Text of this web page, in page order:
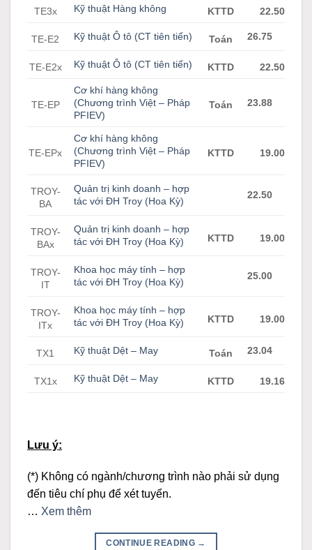
TE3x Kỹ thuật Hàng không KTTD 22.50
TE-E2 Kỹ thuật Ô tô (CT tiên tiến) Toán 26.75
TE-E2x Kỹ thuật Ô tô (CT tiên tiến) KTTD 22.50
TE-EP
Cơ khí hàng không
(Chương trình Việt – Pháp
PFIEV)
Toán 23.88
TE-EPx
Cơ khí hàng không
(Chương trình Việt – Pháp
PFIEV)
KTTD 19.00
TROY-
BA
Quản trị kinh doanh – hợp
tác với ĐH Troy (Hoa Kỳ)
22.50
TROY-
BAx
Quản trị kinh doanh – hợp
tác với ĐH Troy (Hoa Kỳ)
KTTD 19.00
TROY-
IT
Khoa học máy tính – hợp
tác với ĐH Troy (Hoa Kỳ)
25.00
TROY-
ITx
Khoa học máy tính – hợp
tác với ĐH Troy (Hoa Kỳ)
KTTD 19.00
TX1 Kỹ thuật Dệt – May Toán 23.04
TX1x Kỹ thuật Dệt – May KTTD 19.16
Lưu ý:
(*) Không có ngành/chương trình nào phải sử dụng
đến tiêu chí phụ để xét tuyển.
… Xem thêm
CONTINUE READING →